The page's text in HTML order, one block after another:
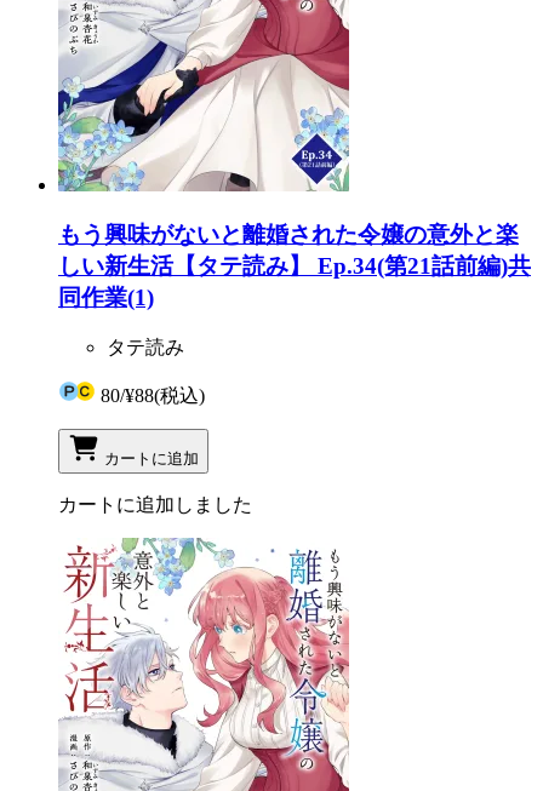
もう興味がないと離婚された令嬢の意外と楽
しい新生活【タテ読み】 Ep.34(第21話前編)共
同作業(1)
タテ読み
80/¥88(税込)
カートに追加
カートに追加しました